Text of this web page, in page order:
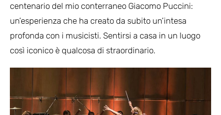
centenario del mio conterraneo Giacomo Puccini:
un’esperienza che ha creato da subito un’intesa
profonda con i musicisti. Sentirsi a casa in un luogo
così iconico è qualcosa di straordinario.